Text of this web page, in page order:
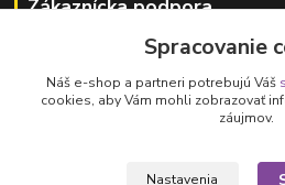
Zákaznícka podpora
Jana Vajcíková
+421 918 593 760
(Po-Pia, 7:30-15:30 hod.)
Spracovanie
Náš e-shop a partneri potrebujú Váš
cookies, aby Vám mohli zobrazovať
záujmov.
Nastavenia